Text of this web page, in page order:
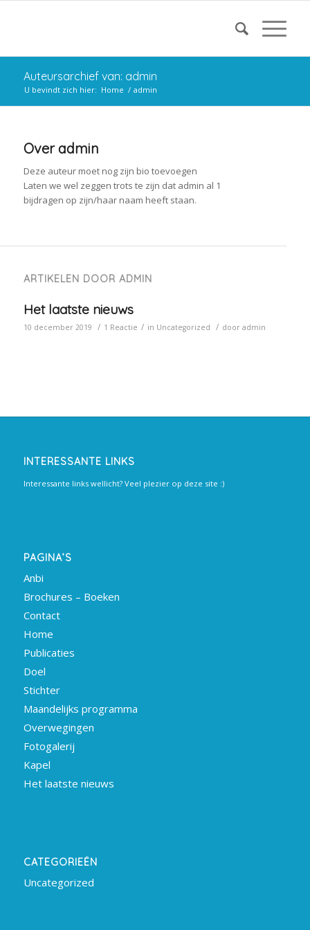
Auteursarchief van: admin
U bevindt zich hier: Home / admin
Overadmin
Deze auteur moet nog zijn bio toevoegen
Laten we wel zeggen trots te zijn dat admin al 1
bijdragen op zijn/haar naam heeft staan.
ARTIKELEN DOOR ADMIN
Het laatste nieuws
10 december 2019 / 1 Reactie / in Uncategorized / door admin
INTERESSANTE LINKS
Interessante links wellicht? Veel plezier op deze site :)
PAGINA’S
Anbi
Brochures – Boeken
Contact
Home
Publicaties
Doel
Stichter
Maandelijks programma
Overwegingen
Fotogalerij
Kapel
Het laatste nieuws
CATEGORIEËN
Uncategorized